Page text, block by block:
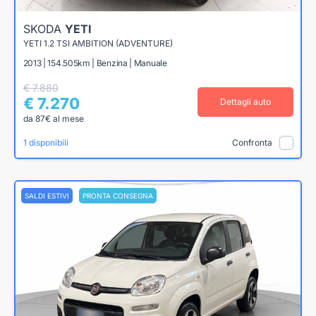
SKODA YETI
YETI 1.2 TSI AMBITION (ADVENTURE)
2013 | 154.505km | Benzina | Manuale
€ 7.880
€ 7.270
da 87€ al mese
Dettagli auto
1 disponibili Confronta
SALDI ESTIVI PRONTA CONSEGNA